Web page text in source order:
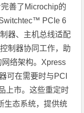
善了Microchip的
PCIe 6
器、主机总线适配
制器协同工作，助
络架构。Xpress
可在需要时与PCI
上市。这些重定时
生态系统，提供统